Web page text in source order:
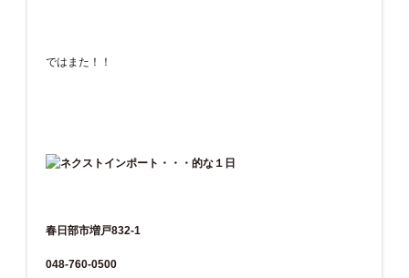
ではまた！！
春日部市増戸832-1
048-760-0500